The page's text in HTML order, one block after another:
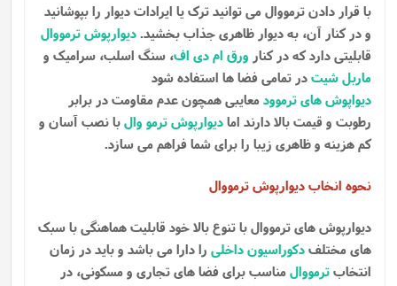
با قرار دادن ترمووال می توانید ترک یا ایرادات دیوار را بپوشانید
و در کنار آن، به دیوار ظاهری جذاب بخشید.دیوارپوش ترمووال
قابلیتی دارد که در کنار ورق ام دی اف، سنگ اسلب، سرامیک و
ماربل شیتدر تمامی فضا ها استفاده شود
دیواپوش های ترموودمعایبی همچون عدم مقاومت در برابر
رطوبت و قیمت بالا دارند امادیوارپوش ترمو والبا نصب آسان و
کم هزینه و ظاهری زیبا را برای شما فراهم می سازد.
نحوه انخاب دیوارپوش ترمووال
دیوارپوش های ترمووال با تنوع بالا خود قابلیت هماهنگی با سبک
های مختلفدکوراسیون داخلی را دارا می باشد و باید در زمان
انتخابترمووالمناسب برای فضا های تجاری و مسکونی، در